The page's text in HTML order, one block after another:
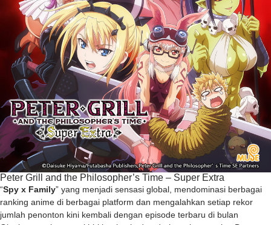
Peter Grill and the Philosopher’s Time – Super Extra
“Spy x Family” yang menjadi sensasi global, mendominasi berbagai
ranking anime di berbagai platform dan mengalahkan setiap rekor
jumlah penonton kini kembali dengan episode terbaru di bulan